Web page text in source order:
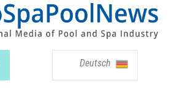
Deutsch